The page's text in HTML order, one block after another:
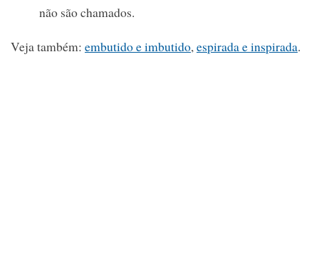
não são chamados.
Veja também: embutido e imbutido, espirada e inspirada.